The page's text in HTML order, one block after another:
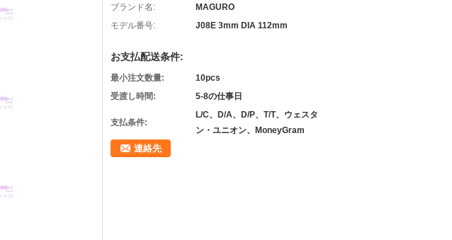
ブランド名:
MAGURO
モデル番号:
J08E 3mm DIA 112mm
お支払配送条件:
最小注文数量:
10pcs
受渡し時間:
5-8の仕事日
支払条件:
L/C、D/A、D/P、T/T、ウェスタ
ン・ユニオン、MoneyGram
連絡先